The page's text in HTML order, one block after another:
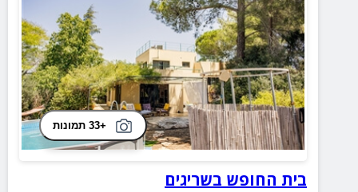
+33 תמונות
בית החופש בשריגים